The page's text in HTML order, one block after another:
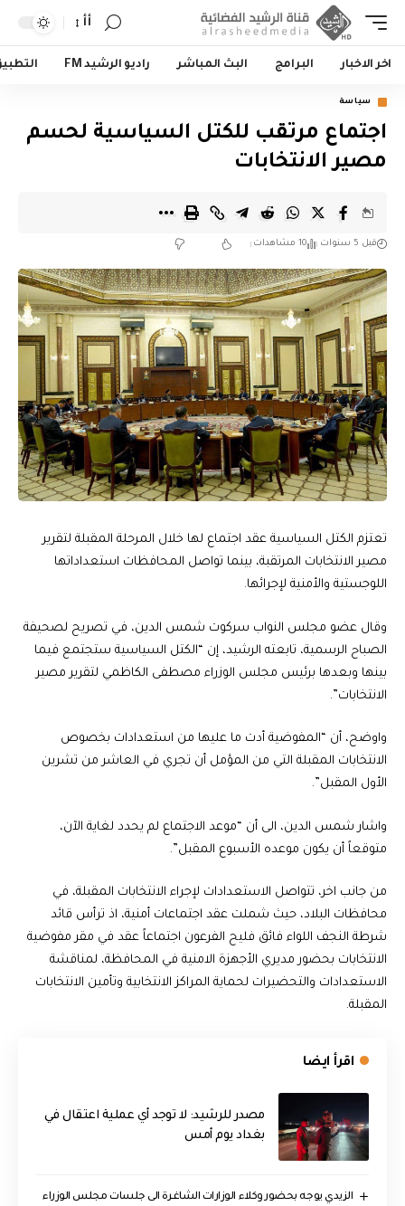
أأ
اخر الاخبار البرامج البث المباشر راديو الرشيد FM
سياسة
اجتماع مرتقب للكتل السياسية لحسم
مصير الانتخابات
قبل 5 سنوات 10 مشاهدات
تعتزم الكتل السياسية عقد اجتماع لها خلال المرحلة المقبلة لتقرير
مصير الانتخابات المرتقبة، بينما تواصل المحافظات استعداداتها
اللوجستية والأمنية لإجرائها.
وقال عضو مجلس النواب سركوت شمس الدين، في تصريح لصحيفة
الصباح الرسمية، تابعته الرشيد، إن “الكتل السياسية ستجتمع فيما
بينها وبعدها برئيس مجلس الوزراء مصطفى الكاظمي لتقرير مصير
الانتخابات”.
واوضح، أن “المفوضية أدت ما عليها من استعدادات بخصوص
الانتخابات المقبلة التي من المؤمل أن تجري في العاشر من تشرين
الأول المقبل”.
واشار شمس الدين، الى أن “موعد الاجتماع لم يحدد لغاية الآن،
متوقعاً أن يكون موعده الأسبوع المقبل”.
من جانب اخر، تتواصل الاستعدادات لإجراء الانتخابات المقبلة، في
محافظات البلاد، حيث شملت عقد اجتماعات أمنية، اذ ترأس قائد
شرطة النجف اللواء فائق فليح الفرعون اجتماعاً عقد في مقر مفوضية
الانتخابات بحضور مديري الأجهزة الامنية في المحافظة، لمناقشة
الاستعدادات والتحضيرات لحماية المراكز الانتخابية وتأمين الانتخابات
المقبلة.
اقرأ ايضا
مصدر للرشيد: لا توجد أي عملية اعتقال في
بغداد يوم أمس
الزيدي يوجه بحضور وكلاء الوزارات الشاغرة الى جلسات مجلس الوزراء